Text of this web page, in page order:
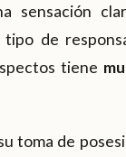
sensación
tipo de
tiene
toma de